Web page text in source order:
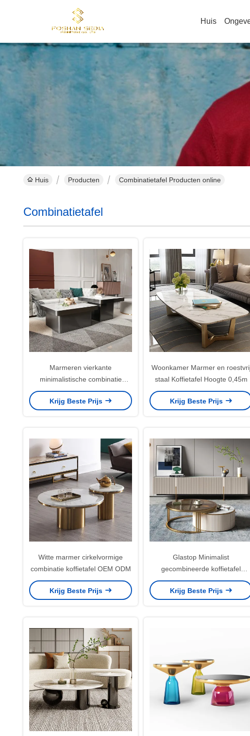
Huis
Huis Producten Combinatietafel Producten online
Combinatietafel
Marmeren vierkante
minimalistische combinatie
koffietafel met roestvrijstalen
been
Krijg Beste Prijs
Woonkamer Marmer en
staal Koffietafel Hoogte 0,45m
Krijg Beste Prijs
Witte marmer cirkelvormige
combinatie koffietafel OEM ODM
Krijg Beste Prijs
Glastop Minimalist
gecombineerde koffietafel
Circulaire marmeren zijtafel OEM
Krijg Beste Prijs